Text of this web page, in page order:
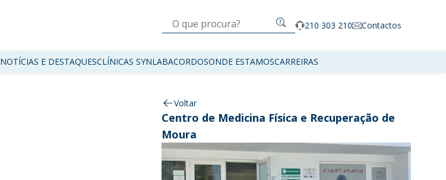
210 303 210 Contactos
NOTÍCIAS E DESTAQUESCLÍNICAS SYNLABACORDOSONDE ESTAMOSCARREIRAS
Voltar
Centro de Medicina Física e Recuperação de
Moura